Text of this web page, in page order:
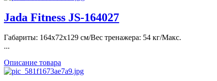
Jada Fitness JS-164027
Габариты: 164х72х129 см/Вес тренажера: 54 кг/Макс.
...
Описание товара